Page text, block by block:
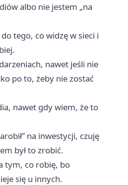
albo nie jestem „na
tego, co widzę w sieci i
nawet jeśli nie
po to, żeby nie zostać
nawet gdy wiem, że to
na inwestycji, czuję
był to zrobić.
tym, co robię, bo
się u innych.